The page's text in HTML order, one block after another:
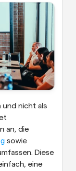
und nicht als
an, die
sowie
Diese
eine